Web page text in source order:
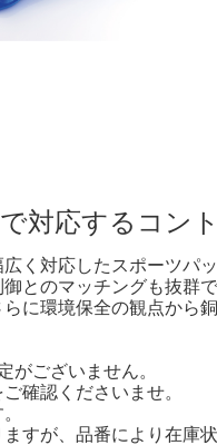
対応するコン
く対応したスポーツパッ
とのマッチングも抜群
に環境保全の観点から
ございません。
確認くださいませ。
すが、品番により在庫